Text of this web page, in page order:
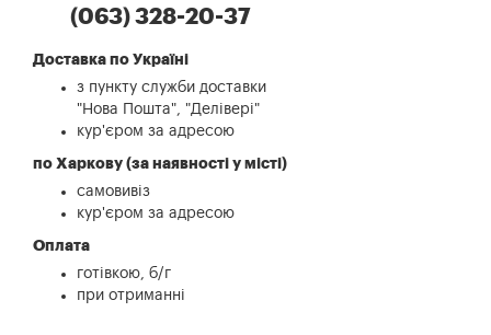
(063) 328-20-37
Доставка по Україні
з пункту служби доставки
"Нова Пошта", "Делівері"
кур'єром за адресою
по Харкову (за наявності у місті)
самовивіз
кур'єром за адресою
Оплата
готівкою, б/г
при отриманні